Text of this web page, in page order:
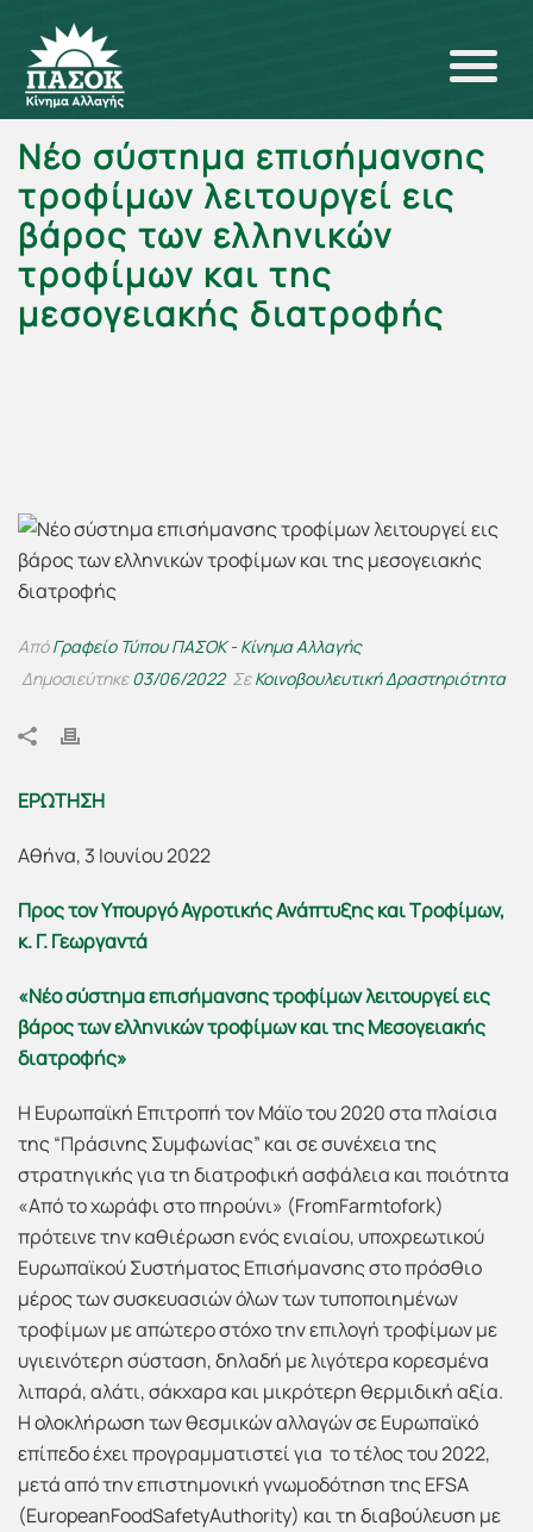
Νέο σύστημα επισήμανσης
τροφίμων λειτουργεί εις
βάρος των ελληνικών
τροφίμων και της
μεσογειακής διατροφής
ΑπόΓραφείο Τύπου ΠΑΣΟΚ - Κίνημα Αλλαγής
Δημοσιεύτηκε03/06/2022 ΣεΚοινοβουλευτική Δραστηριότητα
ΕΡΩΤΗΣΗ
Αθήνα, 3 Ιουνίου 2022
Προς τον Υπουργό Αγροτικής Ανάπτυξης και Τροφίμων,
κ. Γ. Γεωργαντά
«Νέο σύστημα επισήμανσης τροφίμων λειτουργεί εις
βάρος των ελληνικών τροφίμων και της Μεσογειακής
διατροφής»
Η Ευρωπαϊκή Επιτροπή τον Μάϊο του 2020 στα πλαίσια
της “Πράσινης Συμφωνίας” και σε συνέχεια της
στρατηγικής για τη διατροφική ασφάλεια και ποιότητα
«Από το χωράφι στο πηρούνι» (FromFarmtofork)
πρότεινε την καθιέρωση ενός ενιαίου, υποχρεωτικού
Ευρωπαϊκού Συστήματος Επισήμανσης στο πρόσθιο
μέρος των συσκευασιών όλων των τυποποιημένων
τροφίμων με απώτερο στόχο την επιλογή τροφίμων με
υγιεινότερη σύσταση, δηλαδή με λιγότερα κορεσμένα
λιπαρά, αλάτι, σάκχαρα και μικρότερη θερμιδική αξία.
Η ολοκλήρωση των θεσμικών αλλαγών σε Ευρωπαϊκό
επίπεδο έχει προγραμματιστεί για το τέλος του 2022,
μετά από την επιστημονική γνωμοδότηση της EFSA
(EuropeanFoodSafetyAuthority) και τη διαβούλευση με